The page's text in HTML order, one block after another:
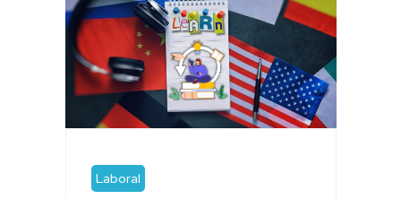
Laboral